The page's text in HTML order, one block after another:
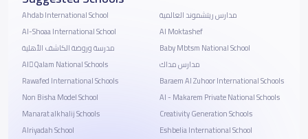
Ahdab International School
Al-Shoaa International School
مدرسة وروضة الكاشف الأهلية
AlَQalam National Schools
Rawafed International Schools
Non Bisha Model School
Manarat alkhalij Schools
Alriyadah School
مدارس ريتشموند العالمية
Al Moktashef
Baby Mbtsm National School
مدارس مداك
Baraem Al Zuhoor International Schools
Al - Makarem Private National Schools
Creativity Generation Schools
Eshbelia International School